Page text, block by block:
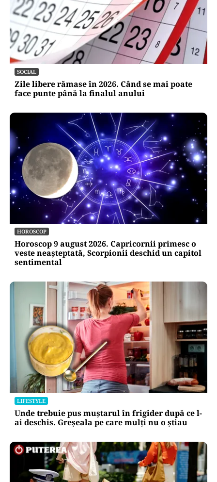
SOCIAL
Zile libere rămase în 2026. Când se mai poate
face punte până la finalul anului
HOROSCOP
Horoscop 9 august 2026. Capricornii primesc o
veste neașteptată, Scorpionii deschid un capitol
sentimental
LIFESTYLE
Unde trebuie pus muștarul în frigider după ce l-
ai deschis. Greșeala pe care mulți nu o știau